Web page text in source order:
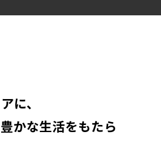
に、
かな生活をもたら